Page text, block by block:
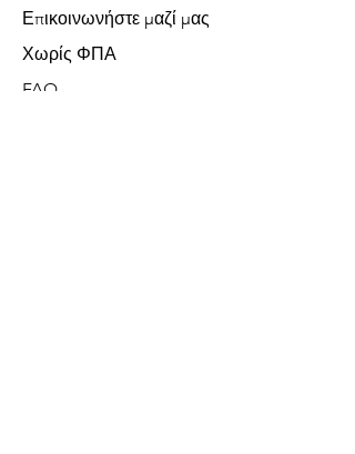
Επικοινωνήστε μαζί μας
Χωρίς ΦΠΑ
FAQ